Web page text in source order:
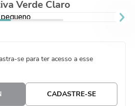
Verde Claro
se para ter acesso a esse
CADASTRE-SE
5º
caixa
6º
sacola
8º
guardanapo
urso